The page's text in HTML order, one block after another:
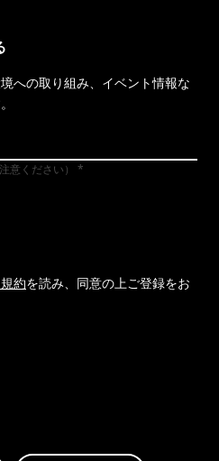
への取り組み、イベント情報な
意ください）
約を読み、同意の上ご登録をお